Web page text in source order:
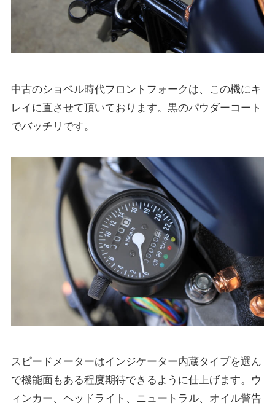
中古のショベル時代フロントフォークは、この機にキ
レイに直させて頂いております。黒のパウダーコート
でバッチリです。
スピードメーターはインジケーター内蔵タイプを選ん
で機能面もある程度期待できるように仕上げます。ウ
ィンカー、ヘッドライト、ニュートラル、オイル警告